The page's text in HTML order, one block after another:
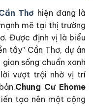
Thơ hiện đang là
mẽ tại thị trường
Được định vị là biểu
tây” Cần Thơ, dự án
sống chuẩn xanh
vượt trội nhờ vị trí
Chung Cư Ehome
tạo nên một cộng